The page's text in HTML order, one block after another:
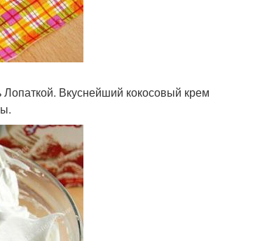
Вкуснейший кокосовый крем